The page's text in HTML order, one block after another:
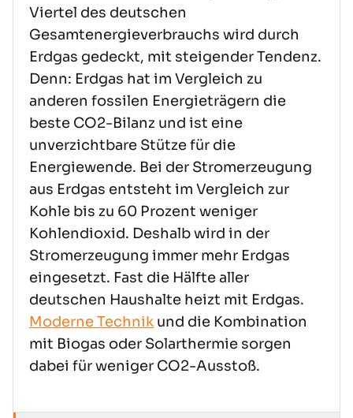
Viertel des deutschen
Gesamtenergieverbrauchs wird durch
Erdgas gedeckt, mit steigender Tendenz.
Denn: Erdgas hat im Vergleich zu
anderen fossilen Energieträgern die
beste CO2-Bilanz und ist eine
unverzichtbare Stütze für die
Energiewende. Bei der Stromerzeugung
aus Erdgas entsteht im Vergleich zur
Kohle bis zu 60 Prozent weniger
Kohlendioxid. Deshalb wird in der
Stromerzeugung immer mehr Erdgas
eingesetzt. Fast die Hälfte aller
deutschen Haushalte heizt mit Erdgas.
Moderne Technik und die Kombination
mit Biogas oder Solarthermie sorgen
dabei für weniger CO2-Ausstoß.